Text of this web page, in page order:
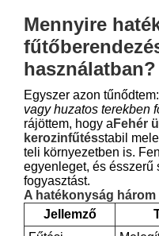
Mennyire
használatban?
Egyszer azon tűnődtem:
vagy huzatos terekben
rájöttem, hogy a Fehér
kerozinfűtésstabil
teli környezetben is.
egyenleget, és ésszerű
fogyasztást.
A hatékonyság
Jellemző